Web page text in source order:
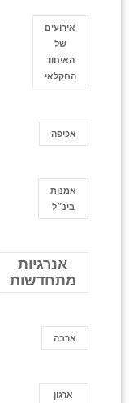
אירועים
של
האיחוד
החקלאי
אכיפה
אמנות
בינ״ל
אנרגיות
מתחדשות
ארבה
ארגון